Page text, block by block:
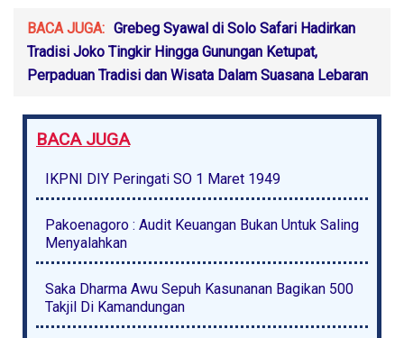
BACA JUGA: Grebeg Syawal di Solo Safari Hadirkan
Tradisi Joko Tingkir Hingga Gunungan Ketupat,
Perpaduan Tradisi dan Wisata Dalam Suasana Lebaran
BACA JUGA
IKPNI DIY Peringati SO 1 Maret 1949
Pakoenagoro : Audit Keuangan Bukan Untuk Saling
Menyalahkan
Saka Dharma Awu Sepuh Kasunanan Bagikan 500
Takjil Di Kamandungan